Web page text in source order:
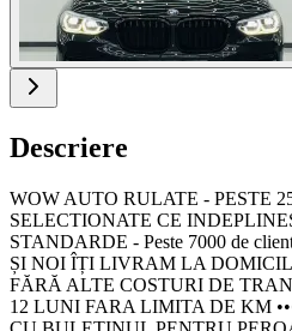
Descriere
WOW AUTO RULATE - PESTE
SELECTIONATE CE
STANDARDE - Peste 7000 de
ȘI NOI ÎȚI LIVRAM LA
FĂRĂ ALTE COSTURI DE
12 LUNI FARA LIMITA DE KM